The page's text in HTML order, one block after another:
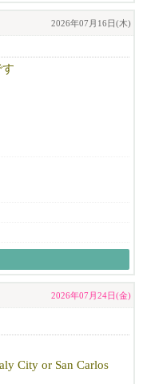
2026年07月16日(木)
2026年07月24日(金)
City or San Carlos